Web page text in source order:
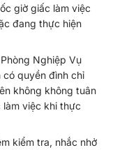
giờ giấc làm việc
đang thực hiện
Nghiệp Vụ
có quyền đình chỉ
không không tuân
việc khi thực
kiểm tra, nhắc nhở